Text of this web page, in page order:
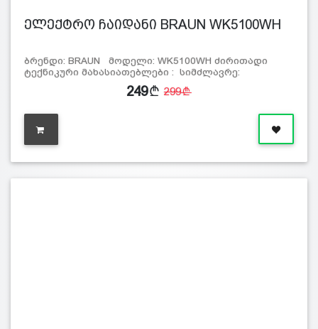
ელექტრო ჩაიდანი BRAUN WK5100WH
ბრენდი: BRAUN მოდელი: WK5100WH ძირითადი
ტექნიკური მახასიათებლები : სიმძლავრე:
249 299